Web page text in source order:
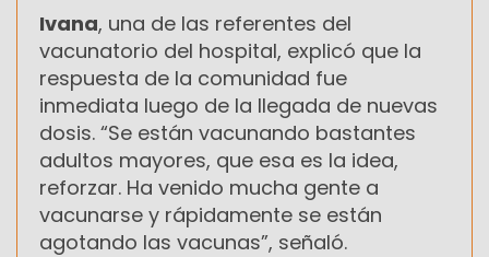
Ivana, una de las referentes del
vacunatorio del hospital, explicó que la
respuesta de la comunidad fue
inmediata luego de la llegada de nuevas
dosis. “Se están vacunando bastantes
adultos mayores, que esa es la idea,
reforzar. Ha venido mucha gente a
vacunarse y rápidamente se están
agotando las vacunas”, señaló.